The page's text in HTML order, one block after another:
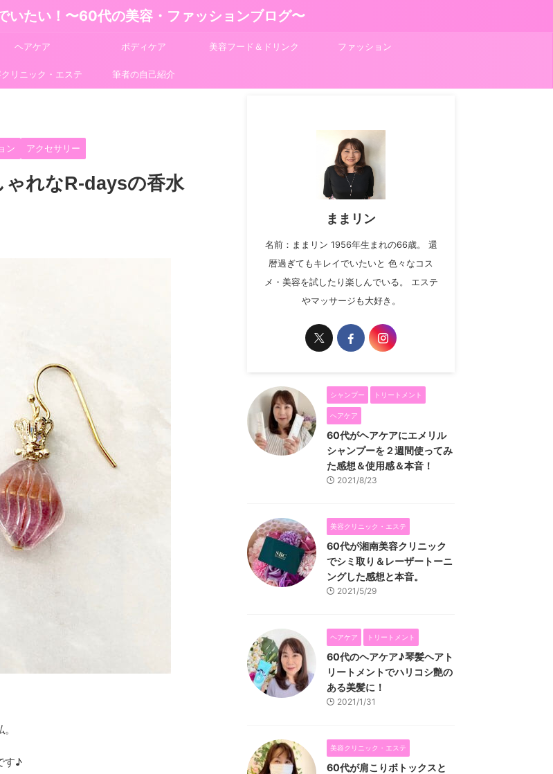
いたい！〜60代の美容・ファッションブログ〜
ヘアケア ボディケア 美容フード＆ドリンク ファッション
リニック・エステ 筆者の自己紹介
ン アクセサリー
ゃれなR-daysの香水
す♪
ままリン
名前：ままリン 1956年生まれの66歳。 還
暦過ぎてもキレイでいたいと 色々なコス
メ・美容を試したり楽しんでいる。 エステ
やマッサージも大好き。
シャンプー トリートメント
ヘアケア
60代がヘアケアにエメリル
シャンプーを２週間使ってみ
た感想＆使用感＆本音！
2021/8/23
美容クリニック・エステ
60代が湘南美容クリニック
でシミ取り＆レーザートーニ
ングした感想と本音。
2021/5/29
ヘアケア トリートメント
60代のヘアケア♪琴髪ヘアト
リートメントでハリコシ艶の
ある美髪に！
2021/1/31
美容クリニック・エステ
60代が肩こりボトックスと